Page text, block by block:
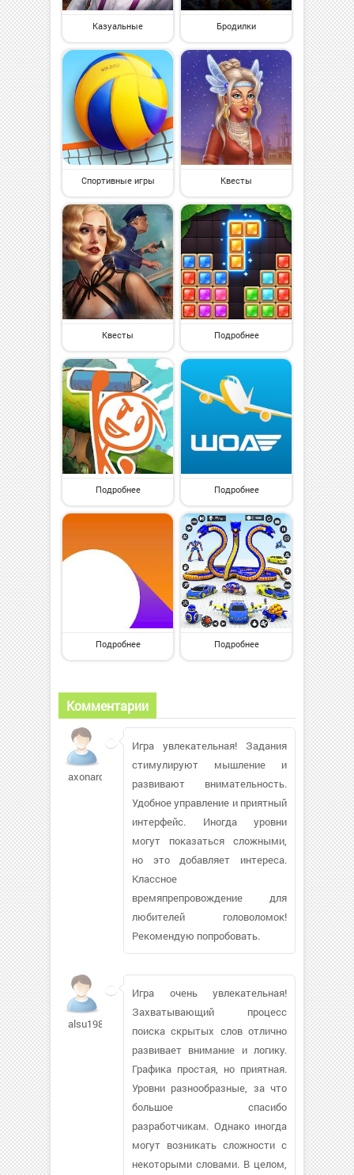
Казуальные Бродилки
Спортивные игры Квесты
Квесты Подробнее
Подробнее Подробнее
Подробнее Подробнее
Комментарии
axonardi324
Игра увлекательная! Задания
стимулируют мышление и
развивают внимательность.
Удобное управление и приятный
интерфейс. Иногда уровни
могут показаться сложными,
но это добавляет интереса.
Классное
времяпрепровождение для
любителей головоломок!
Рекомендую попробовать.
alsu1984
Игра очень увлекательная!
Захватывающий процесс
поиска скрытых слов отлично
развивает внимание и логику.
Графика простая, но приятная.
Уровни разнообразные, за что
большое спасибо
разработчикам. Однако иногда
могут возникать сложности с
некоторыми словами. В целом,